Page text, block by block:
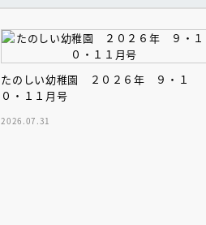
たのしい幼稚園 ２０２６年 ９・１
０・１１月号
2026.07.31